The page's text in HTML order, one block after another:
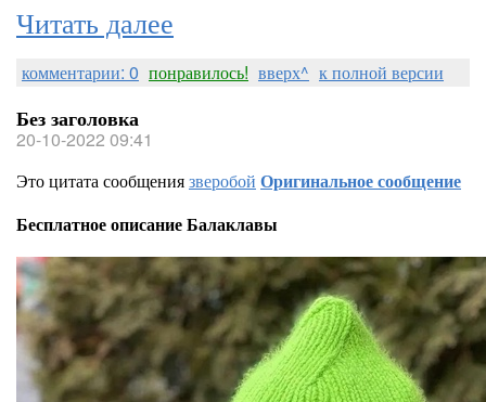
Читать далее
комментарии: 0 понравилось! вверх^ к полной версии
Без заголовка
20-10-2022 09:41
Это цитата сообщениязверобой Оригинальное сообщение
Бесплатное описание Балаклавы